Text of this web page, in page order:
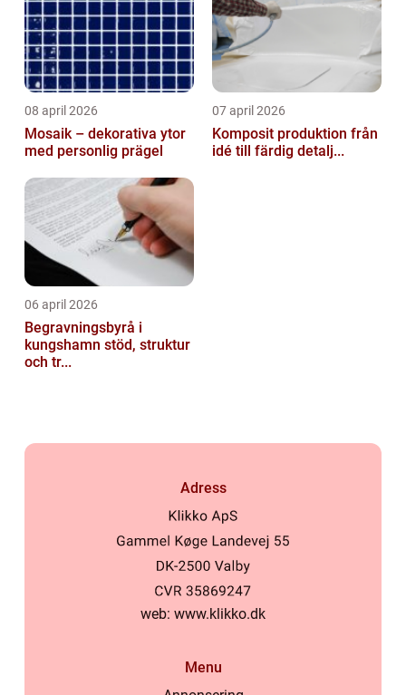
08 april 2026
Mosaik – dekorativa ytor
med personlig prägel
07 april 2026
Komposit produktion från
idé till färdig detalj...
06 april 2026
Begravningsbyrå i
kungshamn stöd, struktur
och tr...
Adress
web: www.klikko.dk
Menu